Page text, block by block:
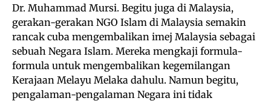
Dr. Muhammad Mursi. Begitu juga di Malaysia,
gerakan-gerakan NGO Islam di Malaysia semakin
rancak cuba mengembalikan imej Malaysia sebagai
sebuah Negara Islam. Mereka mengkaji formula-
formula untuk mengembalikan kegemilangan
Kerajaan Melayu Melaka dahulu. Namun begitu,
pengalaman-pengalaman Negara ini tidak